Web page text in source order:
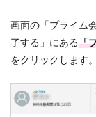
画面の「プライム
了する」にある「
をクリックします。